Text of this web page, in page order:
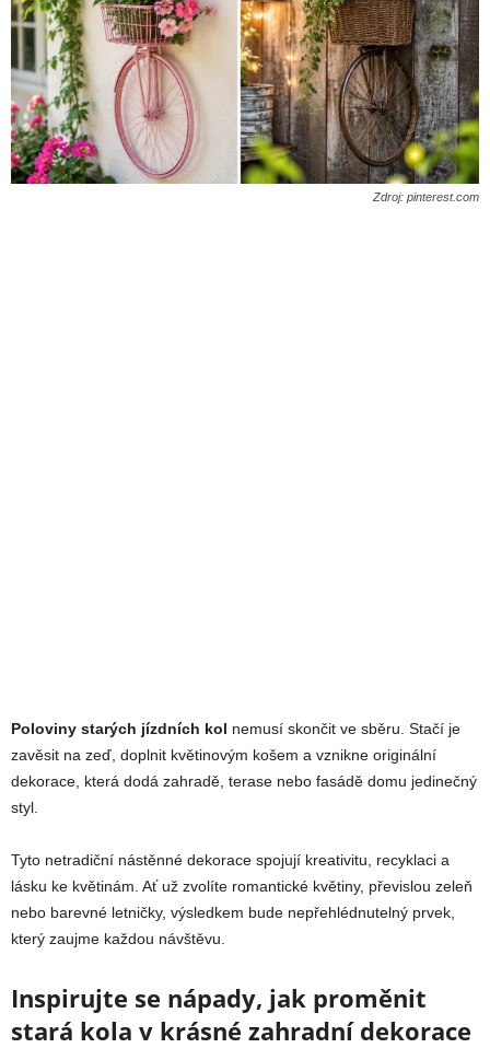
Zdroj: pinterest.com
Poloviny starých jízdních kol nemusí skončit ve sběru. Stačí je
zavěsit na zeď, doplnit květinovým košem a vznikne originální
dekorace, která dodá zahradě, terase nebo fasádě domu jedinečný
styl.
Tyto netradiční nástěnné dekorace spojují kreativitu, recyklaci a
lásku ke květinám. Ať už zvolíte romantické květiny, převislou zeleň
nebo barevné letničky, výsledkem bude nepřehlédnutelný prvek,
který zaujme každou návštěvu.
Inspirujte se nápady, jak proměnit
stará kola v krásné zahradní dekorace